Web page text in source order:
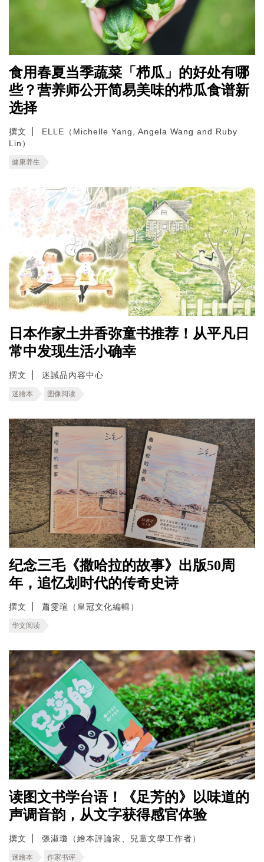
食用春夏当季蔬菜「栉瓜」的好处有哪
些？营养师公开简易美味的栉瓜食谱新
选择
撰文
ELLE（Michelle Yang, Angela Wang and Ruby
Lin）
健康养生
日本作家土井香弥童书推荐！从平凡日
常中发现生活小确幸
撰文 迷誠品內容中心
迷繪本 图像阅读
纪念三毛《撒哈拉的故事》出版50周
年，追忆划时代的传奇史诗
撰文 蕭雯瑄（皇冠文化編輯）
华文阅读
读图文书学台语！《足芳的》以味道的
声调音韵，从文字获得感官体验
撰文 張淑瓊（繪本評論家、兒童文學工作者）
迷繪本 作家书评